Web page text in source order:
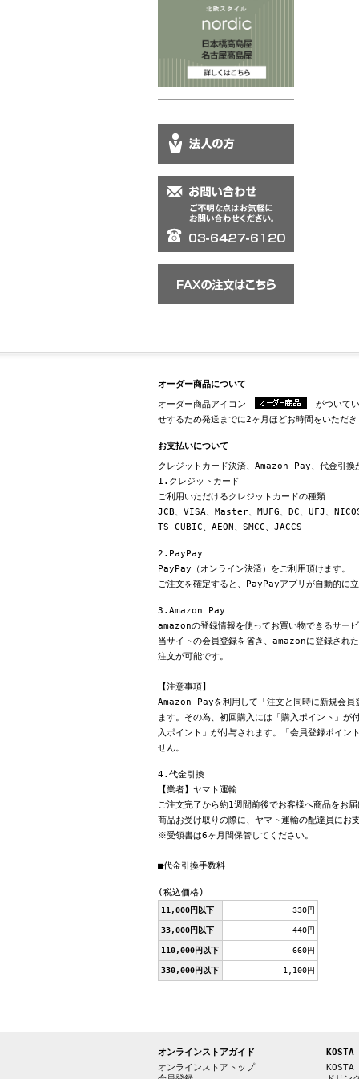
オーダー商品について
オーダー商品アイコン
がついて
せするため発送までに2ヶ月ほどお時間をいただ
お支払いについて
クレジットカード決済、Amazon Pay、代金引換
1.クレジットカード
ご利用いただけるクレジットカードの種類
JCB、VISA、Master、MUFG、DC、UFJ、
TS CUBIC、AEON、SMCC、JACCS
2.PayPay
PayPay（オンライン決済）をご利用頂けます。
ご注文を確定すると、PayPayアプリが自動的に
3.Amazon Pay
amazonの登録情報を使ってお買い物できるサー
当サイトの会員登録を省き、amazonに登録され
注文が可能です。
【注意事項】
Amazon Payを利用して「注文と同時に新規会
ます。その為、初回購入には「購入ポイント」
入ポイント」が付与されます。「会員登録ポイン
せん。
4.代金引換
【業者】ヤマト運輸
ご注文完了から約1週間前後でお客様へ商品をお
商品お受け取りの際に、ヤマト運輸の配達員にお
※受領書は6ヶ月間保管してください。
■代金引換手数料
(税込価格)
11,000円以下 330円
33,000円以下 440円
110,000円以下 660円
330,000円以下 1,100円
オンラインストアガイド
オンラインストアトップ
KOSTA
KOSTA